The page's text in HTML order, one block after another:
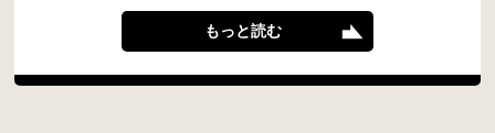
もっと読む